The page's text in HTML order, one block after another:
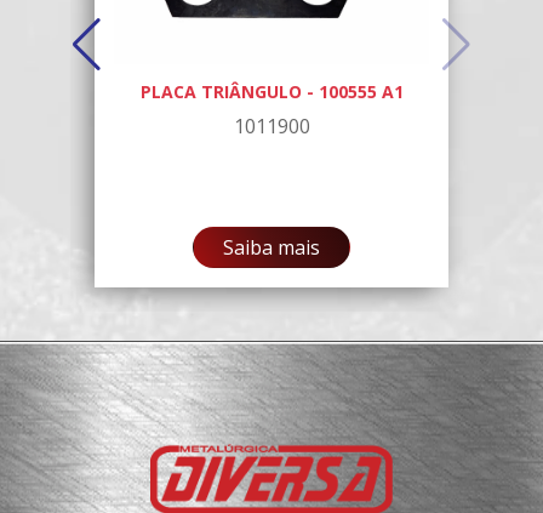
PLACA TRIÂNGULO - 100555 A1
1011900
Saiba mais